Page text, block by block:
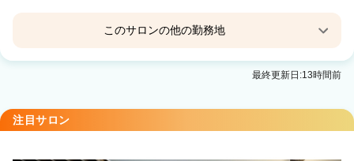
このサロンの他の勤務地
クロード・モネ 丸の内東京ビルTOKIA店
クロード・モネ 上野の森店
最終更新日:13時間前
注目サロン